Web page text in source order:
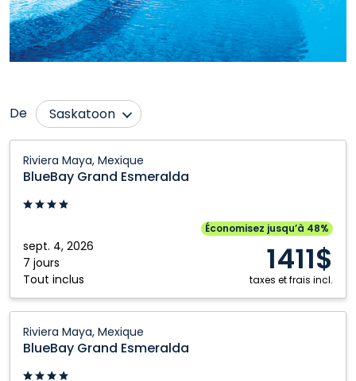
De
Saskatoon
Edmonton
Fort McMurray
Kamloops
Kelowna
Montréal
Nanaimo
Toronto
Vancouver
Victoria
Winnipeg
Riviera Maya, Mexique
BlueBay Grand Esmeralda
sept. 4, 2026
7 jours
Tout inclus
Économisez jusqu’à 48%
1411$
taxes et frais incl.
Grand
Esmeralda:
Riviera
Mexique
Riviera Maya, Mexique
BlueBay Grand Esmeralda
Grand
Esmeralda: